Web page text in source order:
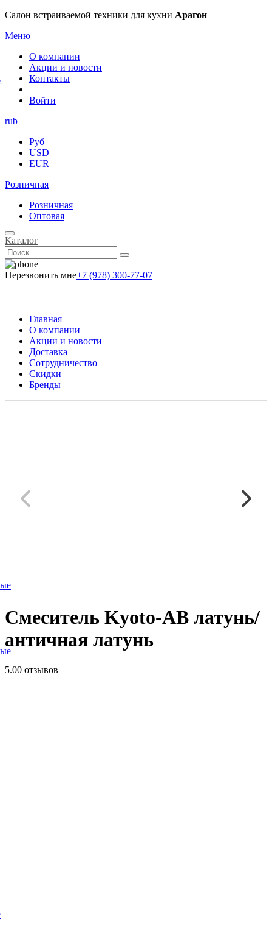
Салон встраиваемой техники для кухни Арагон
Меню
О компании
Акции и новости
Контакты
Войти
rub
Руб
USD
EUR
Розничная
Розничная
Оптовая
Каталог
Перезвонить мне+7 (978) 300-77-07
Главная
О компании
Акции и новости
Доставка
Сотрудничество
Скидки
Бренды
Смеситель Kyoto-AB латунь/
античная латунь
5.00 отзывов